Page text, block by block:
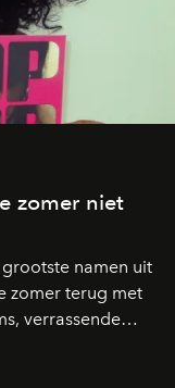
zomer niet
namen uit
zomer terug met
verrassende
projecten: dit zijn